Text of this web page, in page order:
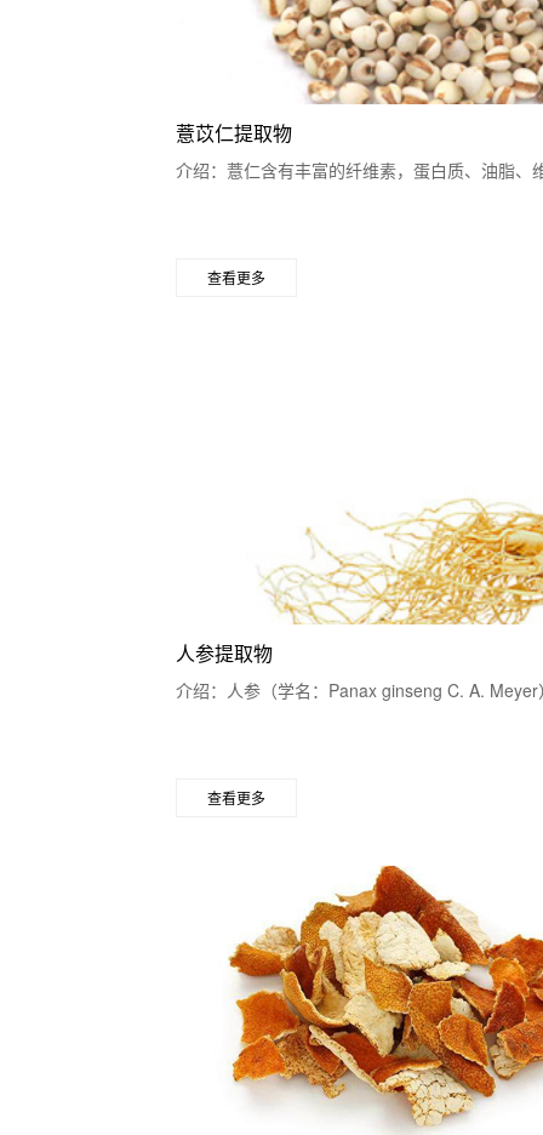
薏苡仁提取物
介绍：薏仁含有丰富的纤维素，蛋白质、油脂、
查看更多
人参提取物
介绍：人参（学名：Panax ginseng C. A.
查看更多